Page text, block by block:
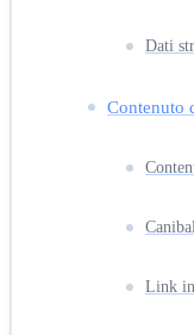
Dati
Contenuto
Link